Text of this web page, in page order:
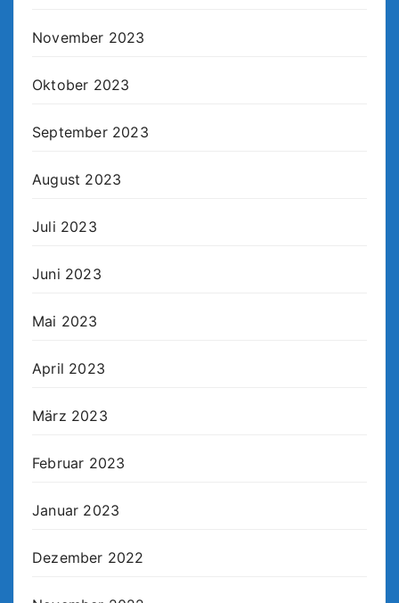
November 2023
Oktober 2023
September 2023
August 2023
Juli 2023
Juni 2023
Mai 2023
April 2023
März 2023
Februar 2023
Januar 2023
Dezember 2022